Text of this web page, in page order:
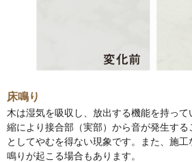
床鳴り
木は湿気を吸収し、放出する機能を持っ
縮により接合部（実部）から音が発生す
としてやむを得ない現象です。また、施
鳴りが起こる場合もあります。